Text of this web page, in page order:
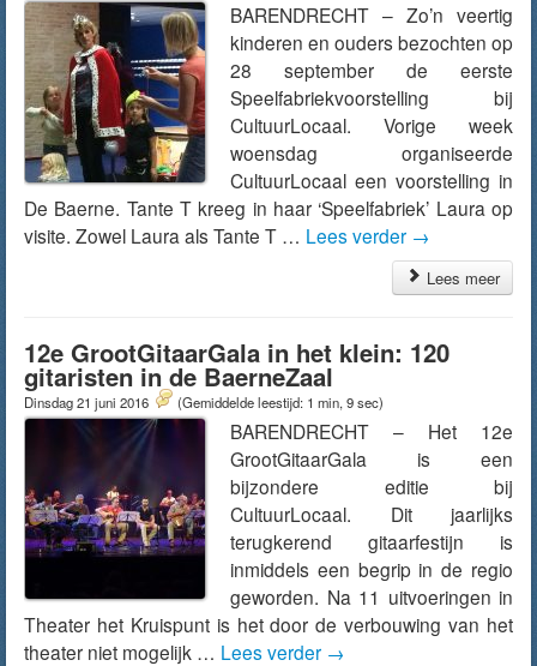
BARENDRECHT – Zo’n veertig
kinderen en ouders bezochten op
28 september de eerste
Speelfabriekvoorstelling bij
CultuurLocaal. Vorige week
woensdag organiseerde
CultuurLocaal een voorstelling in
De Baerne. Tante T kreeg in haar ‘Speelfabriek’ Laura op
visite. Zowel Laura als Tante T … Lees verder →
Lees meer
12e GrootGitaarGala in het klein: 120
gitaristen in de BaerneZaal
Dinsdag 21 juni 2016 (Gemiddelde leestijd: 1 min, 9 sec)
BARENDRECHT – Het 12e
GrootGitaarGala is een
bijzondere editie bij
CultuurLocaal. Dit jaarlijks
terugkerend gitaarfestijn is
inmiddels een begrip in de regio
geworden. Na 11 uitvoeringen in
Theater het Kruispunt is het door de verbouwing van het
theater niet mogelijk … Lees verder →